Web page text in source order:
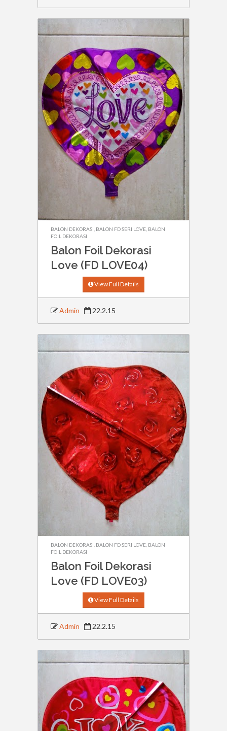
BALON DEKORASI BALON FD SERI LOVE BALON
FOIL DEKORASI
Balon Foil Dekorasi
Love (FD LOVE04)
View Full Details
Admin 22.2.15
BALON DEKORASI BALON FD SERI LOVE BALON
FOIL DEKORASI
Balon Foil Dekorasi
Love (FD LOVE03)
View Full Details
Admin 22.2.15